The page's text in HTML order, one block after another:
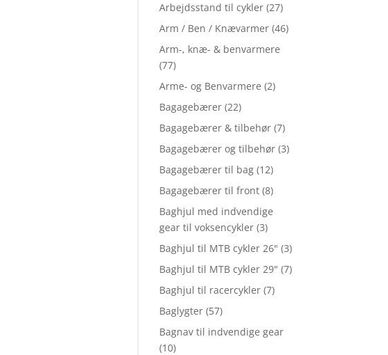
Arbejdsstand til cykler (27)
Arm / Ben / Knævarmer (46)
Arm-, knæ- & benvarmere
(77)
Arme- og Benvarmere (2)
Bagagebærer (22)
Bagagebærer & tilbehør (7)
Bagagebærer og tilbehør (3)
Bagagebærer til bag (12)
Bagagebærer til front (8)
Baghjul med indvendige
gear til voksencykler (3)
Baghjul til MTB cykler 26" (3)
Baghjul til MTB cykler 29" (7)
Baghjul til racercykler (7)
Baglygter (57)
Bagnav til indvendige gear
(10)